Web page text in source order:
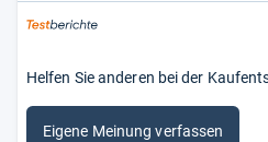
Helfen Sie anderen bei der
Eigene Meinung verfassen